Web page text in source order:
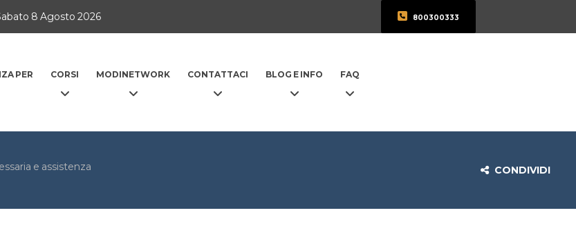
8 Agosto 2026 800300333
PER CORSI MODINETWORK CONTATTACI BLOG E INFO FAQ
e assistenza
CONDIVIDI